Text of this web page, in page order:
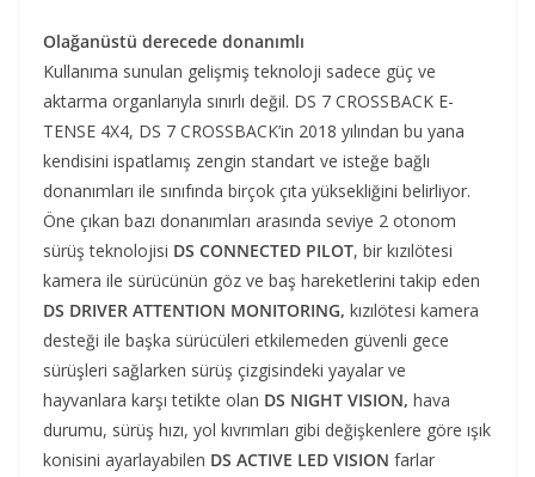
Olağanüstü derecede donanımlı
Kullanıma sunulan gelişmiş teknoloji sadece güç ve
aktarma organlarıyla sınırlı değil. DS 7 CROSSBACK E-
TENSE 4X4, DS 7 CROSSBACK’in 2018 yılından bu yana
kendisini ispatlamış zengin standart ve isteğe bağlı
donanımları ile sınıfında birçok çıta yüksekliğini belirliyor.
Öne çıkan bazı donanımları arasında seviye 2 otonom
sürüş teknolojisi DS CONNECTED PILOT, bir kızılötesi
kamera ile sürücünün göz ve baş hareketlerini takip eden
DS DRIVER ATTENTION MONITORING, kızılötesi kamera
desteği ile başka sürücüleri etkilemeden güvenli gece
sürüşleri sağlarken sürüş çizgisindeki yayalar ve
hayvanlara karşı tetikte olan DS NIGHT VISION, hava
durumu, sürüş hızı, yol kıvrımları gibi değişkenlere göre ışık
konisini ayarlayabilen DS ACTIVE LED VISION farlar